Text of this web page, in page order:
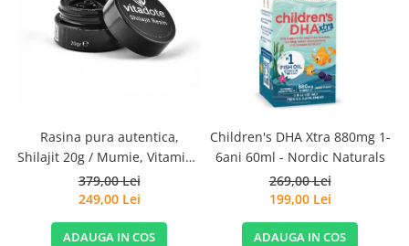
Rasina pura autentica,
Shilajit 20g / Mumie, Vitamine
si Micronutrienti - Vitadote
379,00 Lei
249,00 Lei
ADAUGA IN COS
Children's DHA Xtra 880mg 1-
6ani 60ml - Nordic Naturals
269,00 Lei
199,00 Lei
ADAUGA IN COS